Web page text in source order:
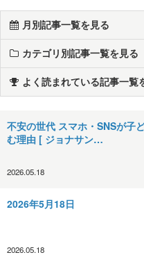
月別記事一覧を見る
カテゴリ別記事一覧を見る
よく読まれている記事一覧
不安の世代 スマホ・SNSが子
む理由 [ ジョナサン…
2026.05.18
2026年5月18日
2026.05.18